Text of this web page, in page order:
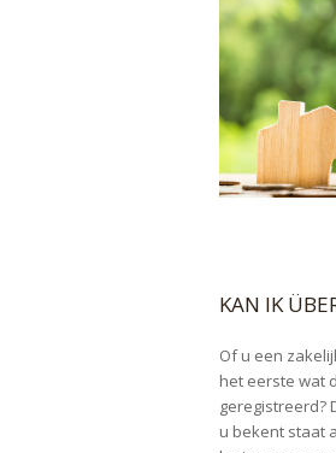
KAN IK
Of u een
het eerste wat
geregistreerd?
u bekent staat